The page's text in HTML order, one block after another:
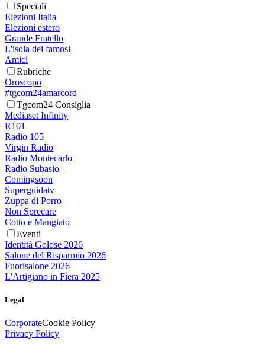
Speciali
Elezioni Italia
Elezioni estero
Grande Fratello
L'isola dei famosi
Amici
Rubriche
Oroscopo
#tgcom24amarcord
Tgcom24 Consiglia
Mediaset Infinity
R101
Radio 105
Virgin Radio
Radio Montecarlo
Radio Subasio
Comingsoon
Superguidatv
Zuppa di Porro
Non Sprecare
Cotto e Mangiato
Eventi
Identità Golose 2026
Salone del Risparmio 2026
Fuorisalone 2026
L'Artigiano in Fiera 2025
Legal
CorporateCookie Policy
Privacy Policy